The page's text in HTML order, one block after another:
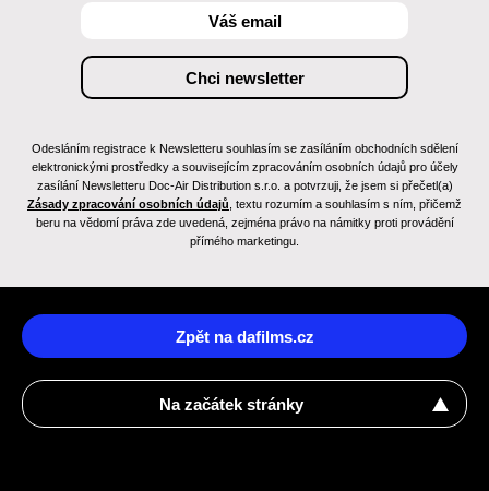
Odesláním registrace k Newsletteru souhlasím se zasíláním obchodních sdělení
elektronickými prostředky a souvisejícím zpracováním osobních údajů pro účely
zasílání Newsletteru Doc-Air Distribution s.r.o. a potvrzuji, že jsem si přečetl(a)
Zásady zpracování osobních údajů , textu rozumím a souhlasím s ním, přičemž
beru na vědomí práva zde uvedená, zejména právo na námitky proti provádění
přímého marketingu.
Zpět na dafilms.cz
Na začátek stránky